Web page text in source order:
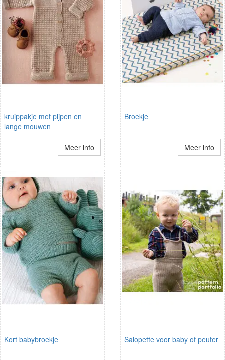
kruippakje met pijpen en
lange mouwen
Meer info
Broekje
Meer info
Kort babybroekje Salopette voor baby of peuter